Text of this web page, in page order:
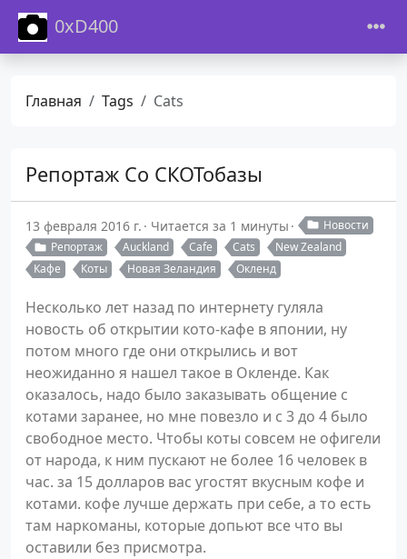
0xD400
Главная Tags Cats
Репортаж Со СКОТобазы
13 февраля 2016 г. Читается за 1 минуты
Новости
Репортаж
Auckland Cafe Cats
New Zealand
Кафе
Коты Новая Зеландия Окленд
Несколько лет назад по интернету гуляла
новость об открытии кото-кафе в японии, ну
потом много где они открылись и вот
неожиданно я нашел такое в Окленде. Как
оказалось, надо было заказывать общение с
котами заранее, но мне повезло и с 3 до 4 было
свободное место. Чтобы коты совсем не офигели
от народа, к ним пускают не более 16 человек в
час. за 15 долларов вас угостят вкусным кофе и
котами. кофе лучше держать при себе, а то есть
там наркоманы, которые допьют все что вы
оставили без присмотра.